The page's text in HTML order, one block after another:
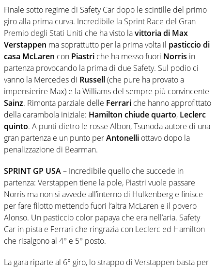
Finale sotto regime di Safety Car dopo le scintille del primo
giro alla prima curva. Incredibile la Sprint Race del Gran
Premio degli Stati Uniti che ha visto lavittoria di Max
Verstappen ma soprattutto per la prima volta il pasticcio di
casa McLaren con Piastri che ha messo fuori Norris in
partenza provocando la prima di due Safety. Sul podio ci
vanno la Mercedes di Russell(che pure ha provato a
impensierire Max) e la Williams del sempre più convincente
Sainz. Rimonta parziale delle Ferrari che hanno approfittato
della carambola iniziale: Hamilton chiude quarto, Leclerc
quinto. A punti dietro le rosse Albon, Tsunoda autore di una
gran partenza e un punto perAntonelli ottavo dopo la
penalizzazione di Bearman.
SPRINT GP USA– Incredibile quello che succede in
partenza: Verstappen tiene la pole, Piastri vuole passare
Norris ma non si avvede all’interno di Hulkenberg e finisce
per fare filotto mettendo fuori l’altra McLaren e il povero
Alonso. Un pasticcio color papaya che era nell’aria. Safety
Car in pista e Ferrari che ringrazia con Leclerc ed Hamilton
che risalgono al 4° e 5° posto.
La gara riparte al 6° giro, lo strappo di Verstappen basta per